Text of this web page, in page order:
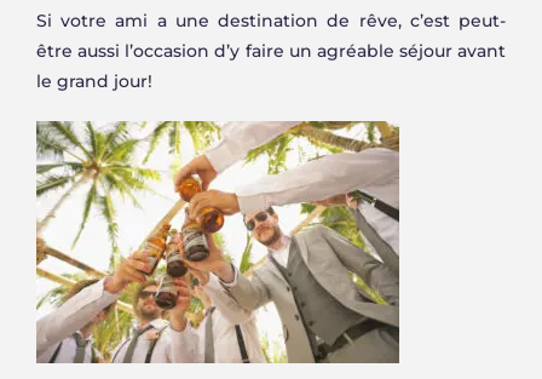
Si votre ami a une destination de rêve, c’est peut-
être aussi l’occasion d’y faire un agréable séjour avant
le grand jour!